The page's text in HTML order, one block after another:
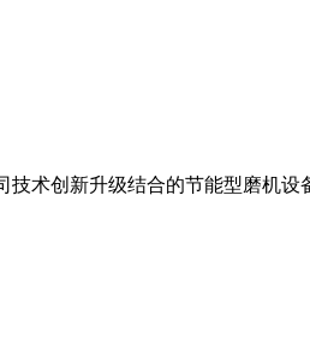
术创新升级结合的节能型磨机